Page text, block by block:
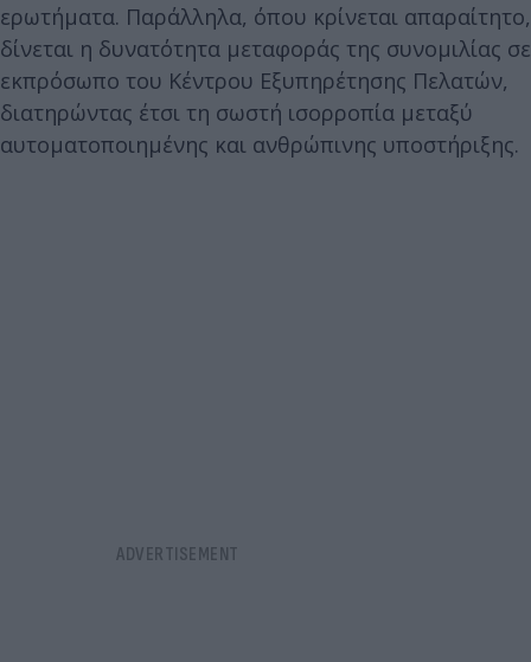
ερωτήματα. Παράλληλα, όπου κρίνεται απαραίτητο,
δίνεται η δυνατότητα μεταφοράς της συνομιλίας σε
εκπρόσωπο του Κέντρου Εξυπηρέτησης Πελατών,
διατηρώντας έτσι τη σωστή ισορροπία μεταξύ
αυτοματοποιημένης και ανθρώπινης υποστήριξης.